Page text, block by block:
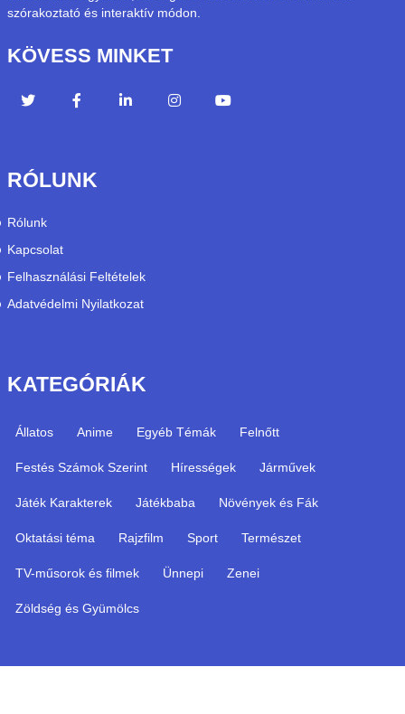
szórakoztató és interaktív módon.
KÖVESS MINKET
RÓLUNK
Rólunk
Kapcsolat
Felhasználási Feltételek
Adatvédelmi Nyilatkozat
KATEGÓRIÁK
Állatos Anime Egyéb Témák Felnőtt
Festés Számok Szerint Hírességek Járművek
Játék Karakterek Játékbaba Növények és Fák
Oktatási téma Rajzfilm Sport Természet
TV-műsorok és filmek Ünnepi Zenei
Zöldség és Gyümölcs